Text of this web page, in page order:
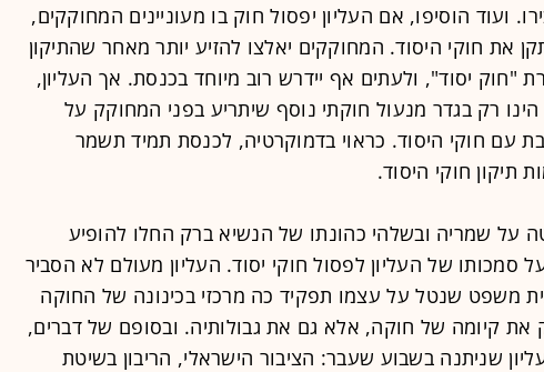
ועוד הוסיפו, אם העליון יפסול חוק בו מעוניינים המחוקקים,
את חוקי היסוד. המחוקקים יאלצו להזיע יותר מאחר שהתיקון
"חוק יסוד", ולעתים אף יידרש רוב מיוחד בכנסת. אך העליון,
רק בגדר מנעול חוקתי נוסף שיתריע בפני המחוקק על
עם חוקי היסוד. כראוי בדמוקרטיה, לכנסת תמיד תשמר
תיקון חוקי היסוד.
שמריה ובשלהי כהונתו של הנשיא ברק החלו להופיע
סמכותו של העליון לפסול חוקי יסוד. העליון מעולם לא הסביר
משפט שנטל על עצמו תפקיד כה מרכזי בכינונה של החוקה
את קיומה של חוקה, אלא גם את גבולותיה. ובסופם של דברים,
שניתנה בשבוע שעבר: הציבור הישראלי, הריבון בשיטת